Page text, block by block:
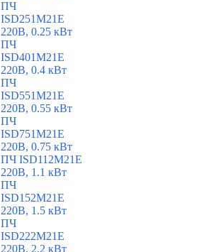
ПЧ
ISD251M21E
220В, 0.25 кВт
ПЧ
ISD401M21E
220В, 0.4 кВт
ПЧ
ISD551M21E
220В, 0.55 кВт
ПЧ
ISD751M21E
220В, 0.75 кВт
ПЧ ISD112M21E
220В, 1.1 кВт
ПЧ
ISD152M21E
220В, 1.5 кВт
ПЧ
ISD222M21E
220В, 2.2 кВт